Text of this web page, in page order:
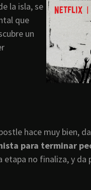
la isla, se
que
un
hace muy bien,
para terminar
no finaliza, y da